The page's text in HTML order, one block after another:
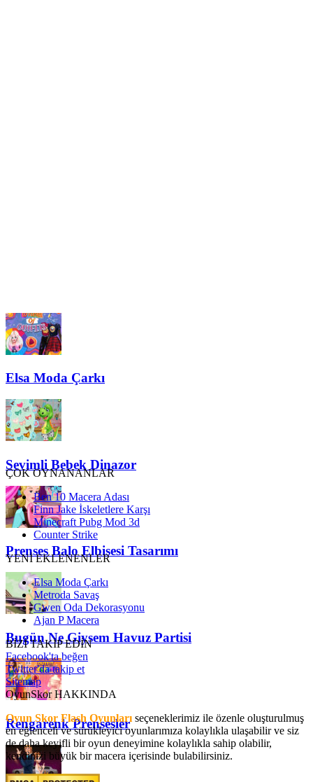
Elsa Moda Çarkı
Sevimli Bebek Dinazor
Prenses Balo Elbisesi Tasarımı
Bugün Ne Giysem Havuz Partisi
Rengarenk Prensesler
ÇOK OYNANANLAR
Ben 10 Macera Adası
Finn Jake İskeletlere Karşı
Minecraft Pubg Mod 3d
Counter Strike
YENİ EKLENENLER
Elsa Moda Çarkı
Metroda Savaş
Gwen Oda Dekorasyonu
Ajan P Macera
BİZİ TAKİP EDİN
Facebook'ta beğen
Twitter'da takip et
Sitemap
OyunSkor HAKKINDA
Oyun Skor Flash Oyunları seçeneklerimiz ile özenle oluşturulmuş
en eğlenceli ve sürükleyici oyunlarımıza kolaylıkla ulaşabilir ve siz
de daha keyifli bir oyun deneyimine kolaylıkla sahip olabilir,
kendinizi büyük bir macera içerisinde bulabilirsiniz.